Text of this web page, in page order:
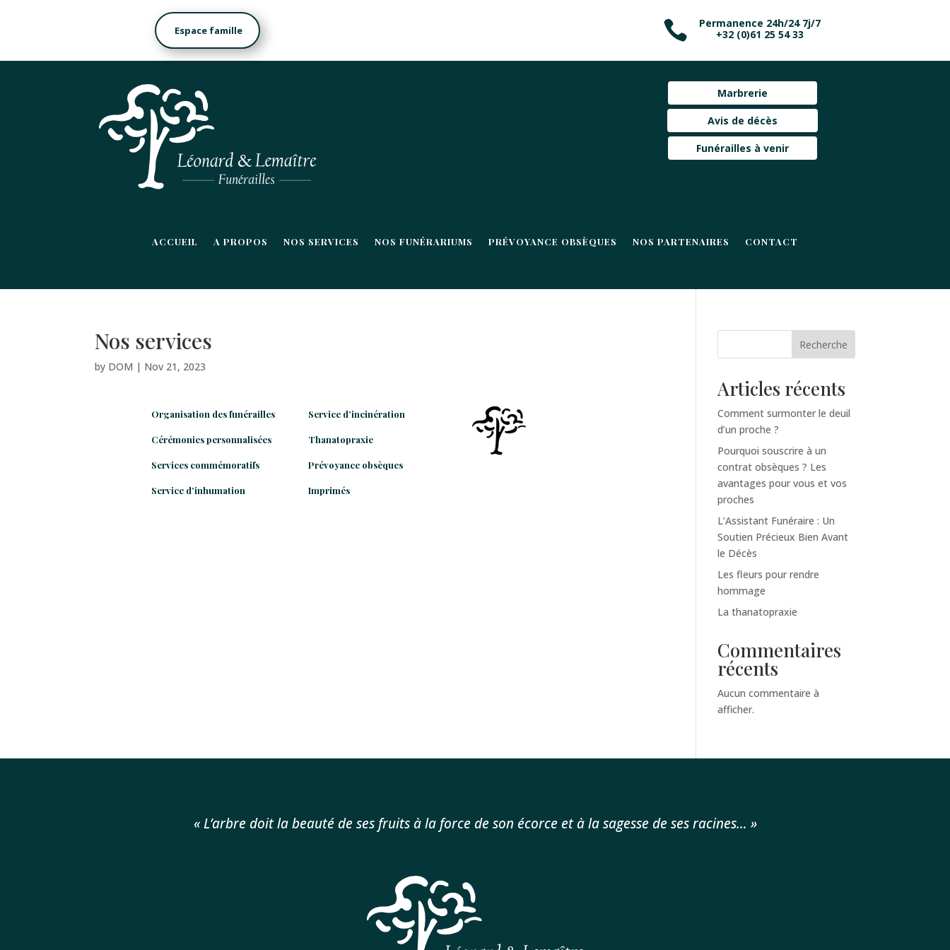
Espace famille 
Permanence 24h/24 7j/7
+32 (0)61 25 54 33
Marbrerie
Avis de décès
Funérailles à venir
ACCUEIL A PROPOS NOS SERVICES NOS FUNÉRARIUMS PRÉVOYANCE OBSÈQUES NOS PARTENAIRES CONTACT
Nos services
by DOM | Nov 21, 2023
Organisation des funérailles
Cérémonies personnalisées
Services commémoratifs
Service d’inhumation
Service d’incinération
Thanatopraxie
Prévoyance obsèques
Imprimés
Recherche
Articles récents
Comment surmonter le deuil
d’un proche ?
Pourquoi souscrire à un
contrat obsèques ? Les
avantages pour vous et vos
proches
L’Assistant Funéraire : Un
Soutien Précieux Bien Avant
le Décès
Les fleurs pour rendre
hommage
La thanatopraxie
Commentaires
récents
Aucun commentaire à
afficher.
« L’arbre doit la beauté de ses fruits à la force de son écorce et à la sagesse de ses racines… »